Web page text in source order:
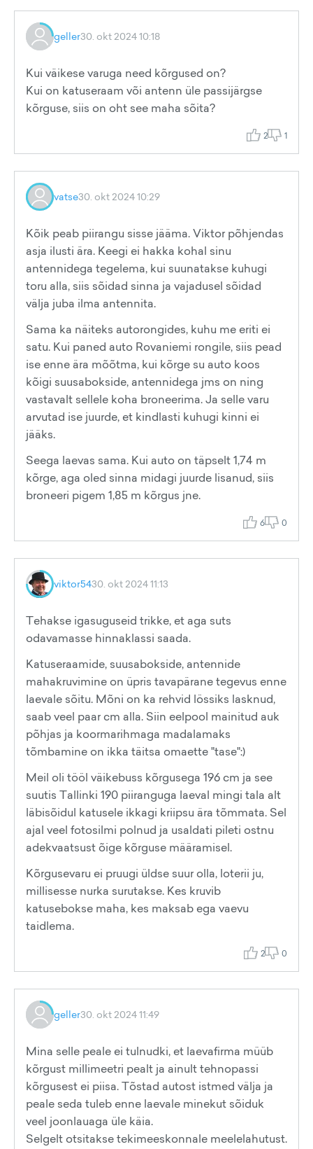
geller30. okt 2024 10:18
Kui väikese varuga need kõrgused on?
Kui on katuseraam või antenn üle passijärgse
kõrguse, siis on oht see maha sõita?
2 1
vatse30. okt 2024 10:29
Kõik peab piirangu sisse jääma. Viktor põhjendas
asja ilusti ära. Keegi ei hakka kohal sinu
antennidega tegelema, kui suunatakse kuhugi
toru alla, siis sõidad sinna ja vajadusel sõidad
välja juba ilma antennita.
Sama ka näiteks autorongides, kuhu me eriti ei
satu. Kui paned auto Rovaniemi rongile, siis pead
ise enne ära mõõtma, kui kõrge su auto koos
kõigi suusabokside, antennidega jms on ning
vastavalt sellele koha broneerima. Ja selle varu
arvutad ise juurde, et kindlasti kuhugi kinni ei
jääks.
Seega laevas sama. Kui auto on täpselt 1,74 m
kõrge, aga oled sinna midagi juurde lisanud, siis
broneeri pigem 1,85 m kõrgus jne.
6 0
viktor5430. okt 2024 11:13
Tehakse igasuguseid trikke, et aga suts
odavamasse hinnaklassi saada.
Katuseraamide, suusabokside, antennide
mahakruvimine on üpris tavapärane tegevus enne
laevale sõitu. Mõni on ka rehvid lössiks lasknud,
saab veel paar cm alla. Siin eelpool mainitud auk
põhjas ja koormarihmaga madalamaks
tõmbamine on ikka täitsa omaette "tase":)
Meil oli tööl väikebuss kõrgusega 196 cm ja see
suutis Tallinki 190 piiranguga laeval mingi tala alt
läbisõidul katusele ikkagi kriipsu ära tõmmata. Sel
ajal veel fotosilmi polnud ja usaldati pileti ostnu
adekvaatsust õige kõrguse määramisel.
Kõrgusevaru ei pruugi üldse suur olla, loterii ju,
millisesse nurka surutakse. Kes kruvib
katusebokse maha, kes maksab ega vaevu
taidlema.
2 0
geller30. okt 2024 11:49
Mina selle peale ei tulnudki, et laevafirma müüb
kõrgust millimeetri pealt ja ainult tehnopassi
kõrgusest ei piisa. Tõstad autost istmed välja ja
peale seda tuleb enne laevale minekut sõiduk
veel joonlauaga üle käia.
Selgelt otsitakse tekimeeskonnale meelelahutust.